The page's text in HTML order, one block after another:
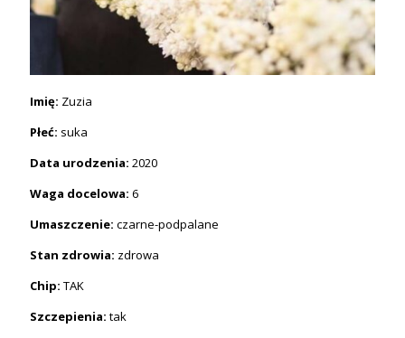
Imię: Zuzia
Płeć: suka
Data urodzenia: 2020
Waga docelowa: 6
Umaszczenie: czarne-podpalane
Stan zdrowia: zdrowa
Chip: TAK
Szczepienia: tak